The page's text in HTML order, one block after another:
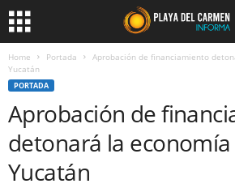
Home Portada
Aprobación de financiamiento
Yucatán
PORTADA
Aprobación de
detonará la
Yucatán